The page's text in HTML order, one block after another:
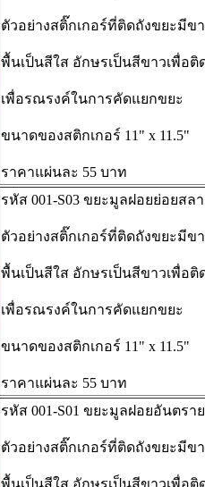
ตัวอย่างสติ๊กเกอร์ที่ติดถังขยะมีขา
พื้นเป็นสีใส อักษรเป็นสีขาวเพื่อ
เพื่อรณรงค์ในการคัดแยกขยะ
ขนาดของสติกเกอร์ 11" x 11.5"
ราคาแผ่นละ 55 บาท
รหัส 001-S03 ขยะมูลฝอยย่อยสล
ตัวอย่างสติ๊กเกอร์ที่ติดถังขยะมีขา
พื้นเป็นสีใส อักษรเป็นสีขาวเพื่อ
เพื่อรณรงค์ในการคัดแยกขยะ
ขนาดของสติกเกอร์ 11" x 11.5"
ราคาแผ่นละ 55 บาท
รหัส 001-S01 ขยะมูลฝอยอันตราย
ตัวอย่างสติ๊กเกอร์ที่ติดถังขยะมีขา
พื้นเป็นสีใส อักษรเป็นสีขาวเพื่อ